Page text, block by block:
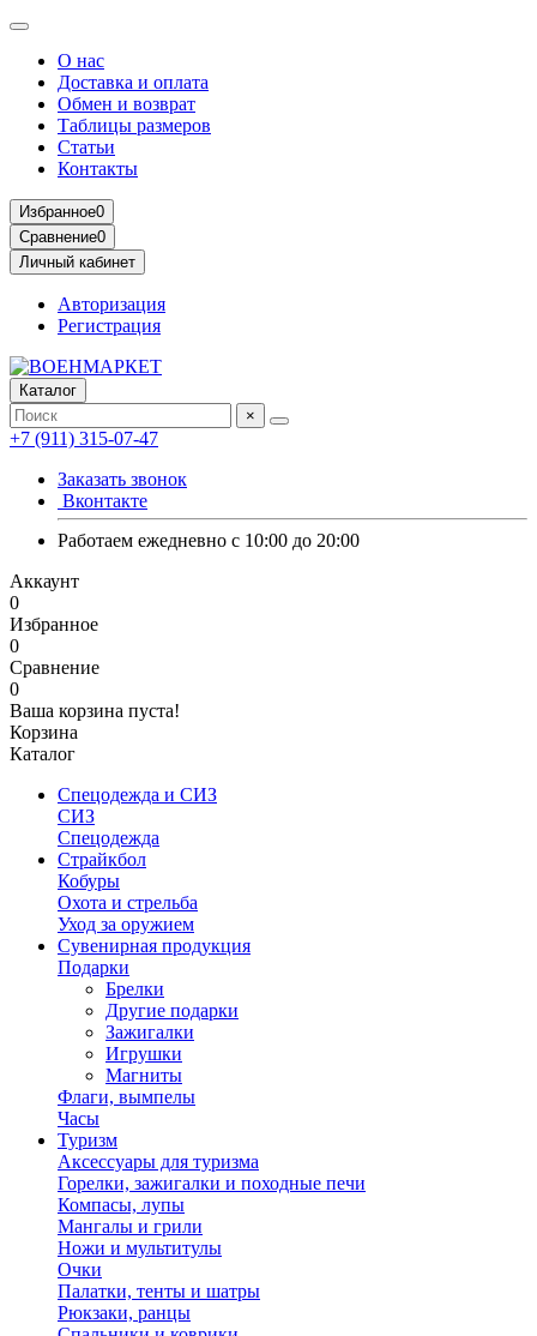
О нас
Доставка и оплата
Обмен и возврат
Таблицы размеров
Статьи
Контакты
Избранное0
Сравнение0
Личный кабинет
Авторизация
Регистрация
Каталог
×
+7 (911) 315-07-47
Заказать звонок
Вконтакте
Работаем ежедневно с 10:00 до 20:00
Аккаунт
0
Избранное
0
Сравнение
0
Ваша корзина пуста!
Корзина
Каталог
Спецодежда и СИЗ
СИЗ
Спецодежда
Страйкбол
Кобуры
Охота и стрельба
Уход за оружием
Сувенирная продукция
Подарки
Брелки
Другие подарки
Зажигалки
Игрушки
Магниты
Флаги, вымпелы
Часы
Туризм
Аксессуары для туризма
Горелки, зажигалки и походные печи
Компасы, лупы
Мангалы и грили
Ножи и мультитулы
Очки
Палатки, тенты и шатры
Рюкзаки, ранцы